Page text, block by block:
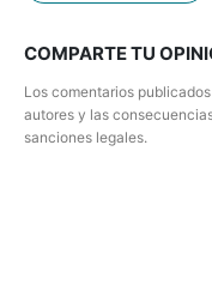
COMPARTE TU
Los comentarios
autores y las
sanciones legales.